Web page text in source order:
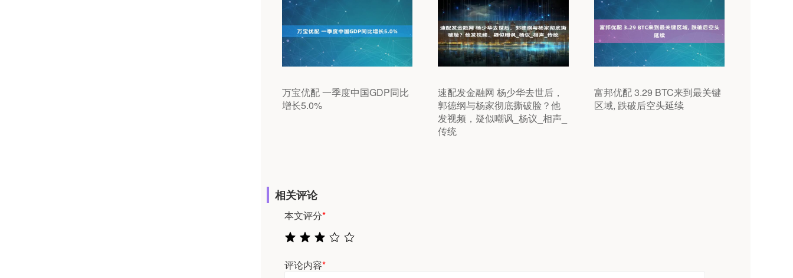
万宝优配 一季度中国GDP同比
增长5.0%
速配发金融网 杨少华去世后，
郭德纲与杨家彻底撕破脸？他
发视频，疑似嘲讽_杨议_相声_
传统
富邦优配 3.29 BTC来到最关键
区域, 跌破后空头延续
相关评论
本文评分*
评论内容*